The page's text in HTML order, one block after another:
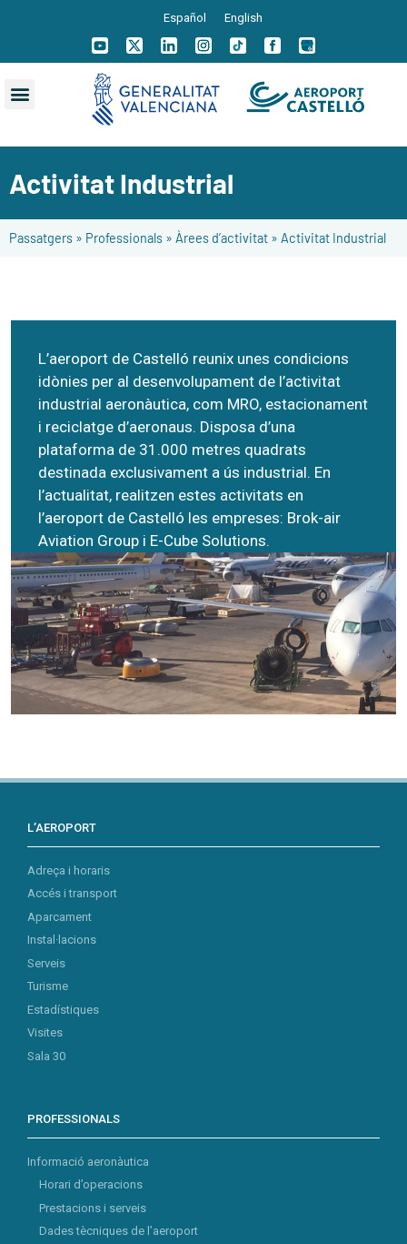
Español English
Activitat Industrial
Passatgers » Professionals » Àrees d’activitat » Activitat Industrial
L’aeroport de Castelló reunix unes condicions
idònies per al desenvolupament de l’activitat
industrial aeronàutica, com MRO, estacionament
i reciclatge d’aeronaus. Disposa d’una
plataforma de 31.000 metres quadrats
destinada exclusivament a ús industrial. En
l’actualitat, realitzen estes activitats en
l’aeroport de Castelló les empreses: Brok-air
Aviation Group i E-Cube Solutions.
L’AEROPORT
Adreça i horaris
Accés i transport
Aparcament
Instal·lacions
Serveis
Turisme
Estadístiques
Visites
Sala 30
PROFESSIONALS
Informació aeronàutica
Horari d’operacions
Prestacions i serveis
Dades tècniques de l’aeroport